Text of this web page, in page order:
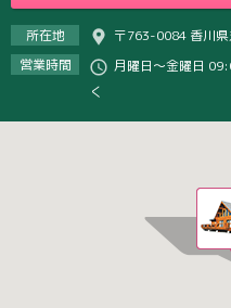
所在地
〒763-0084 香川
営業時間
月曜日～金曜日
く